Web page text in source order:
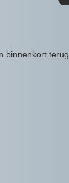
binnenkort terug.